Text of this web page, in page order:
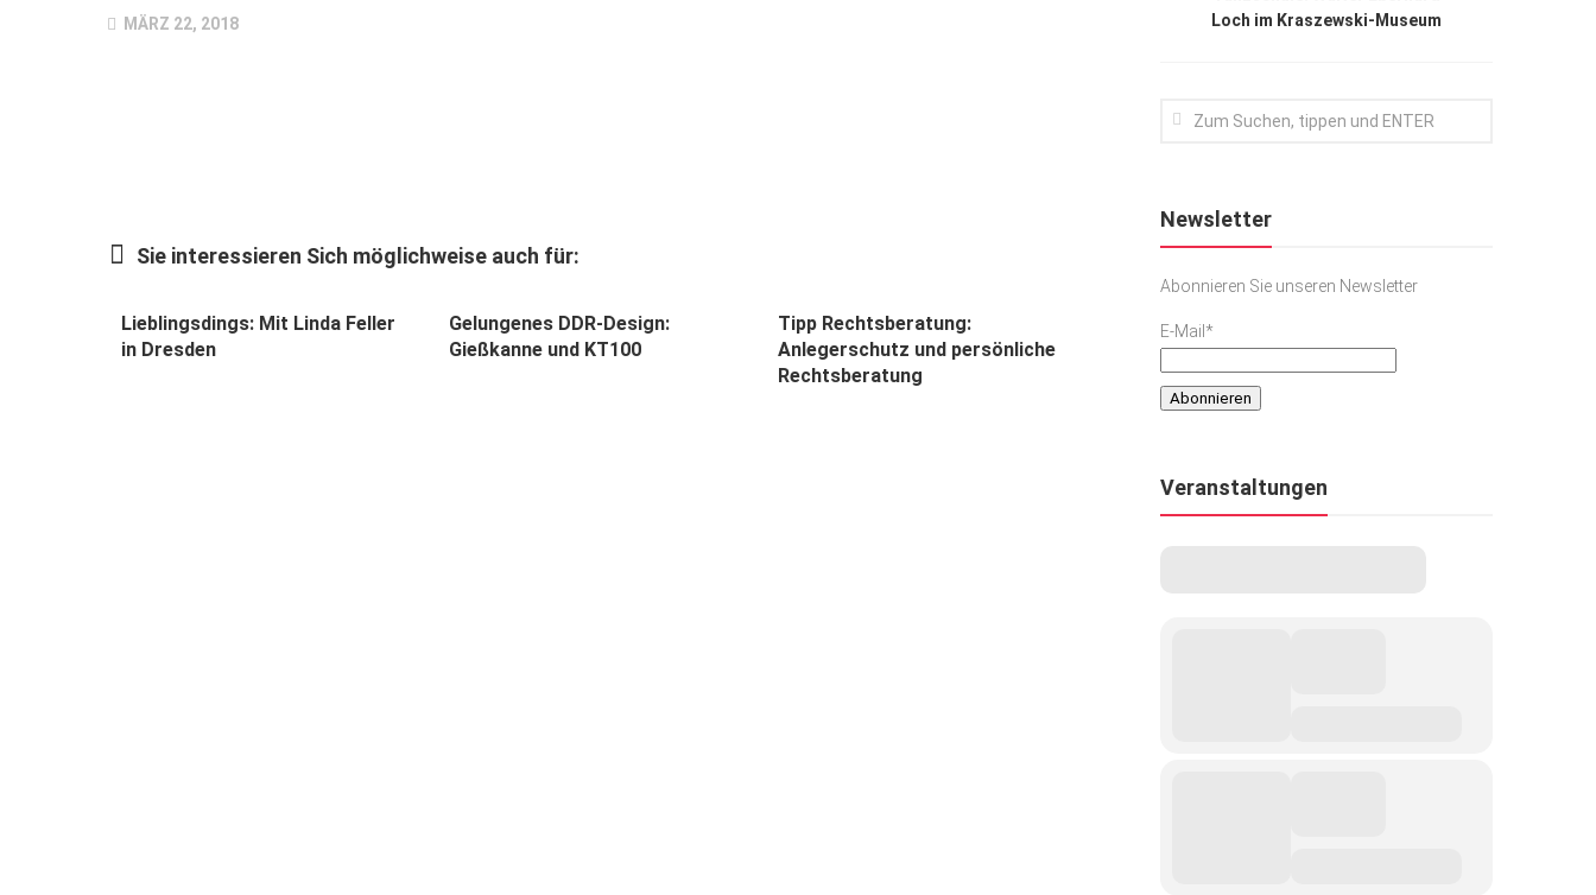
MÄRZ 22, 2018
Sie interessieren Sich möglichweise auch für:
Lieblingsdings: Mit Linda Feller
in Dresden
Gelungenes DDR-Design:
Gießkanne und KT100
Tipp Rechtsberatung:
Anlegerschutz und persönliche
Rechtsberatung
Loch im Kraszewski-Museum
Newsletter
Abonnieren Sie unseren Newsletter
E-Mail*
Veranstaltungen